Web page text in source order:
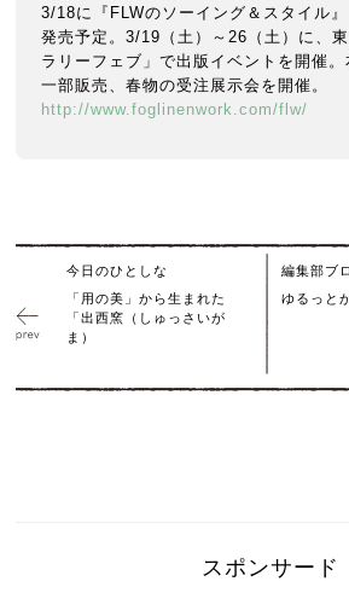
3/18に『FLWのソーイング＆スタイル
発売予定。3/19（土）～26（土）に、
ラリーフェブ」で出版イベントを開催
一部販売、春物の受注展示会を開催。
http://www.foglinenwork.com/flw/
今日のひとしな
「用の美」から生まれた
「出西窯（しゅっさいが
ま）
編集部ブ
ゆるっと
スポンサード